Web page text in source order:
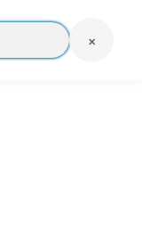
×